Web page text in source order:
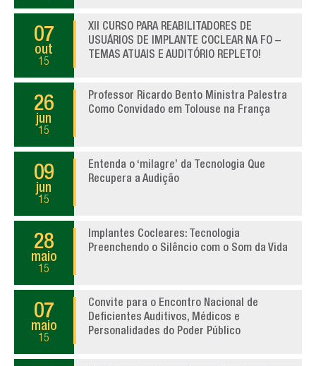
07
out
15
XII CURSO PARA REABILITADORES DE
USUÁRIOS DE IMPLANTE COCLEAR NA FO –
TEMAS ATUAIS E AUDITÓRIO REPLETO!
26
jun
15
Professor Ricardo Bento Ministra Palestra
Como Convidado em Tolouse na França
09
jun
15
Entenda o ‘milagre’ da Tecnologia Que
Recupera a Audição
28
maio
15
Implantes Cocleares: Tecnologia
Preenchendo o Silêncio com o Som da Vida
07
maio
15
Convite para o Encontro Nacional de
Deficientes Auditivos, Médicos e
Personalidades do Poder Público